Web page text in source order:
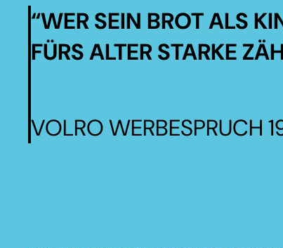
“WER SEIN BROT ALS
FÜRS ALTER STARKE
VOLRO WERBESPRUCH